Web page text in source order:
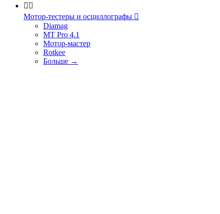
 
Мотор-тестеры и осциллографы 
Diamag
MT Pro 4.1
Мотор-мастер
Rotkee
Больше →